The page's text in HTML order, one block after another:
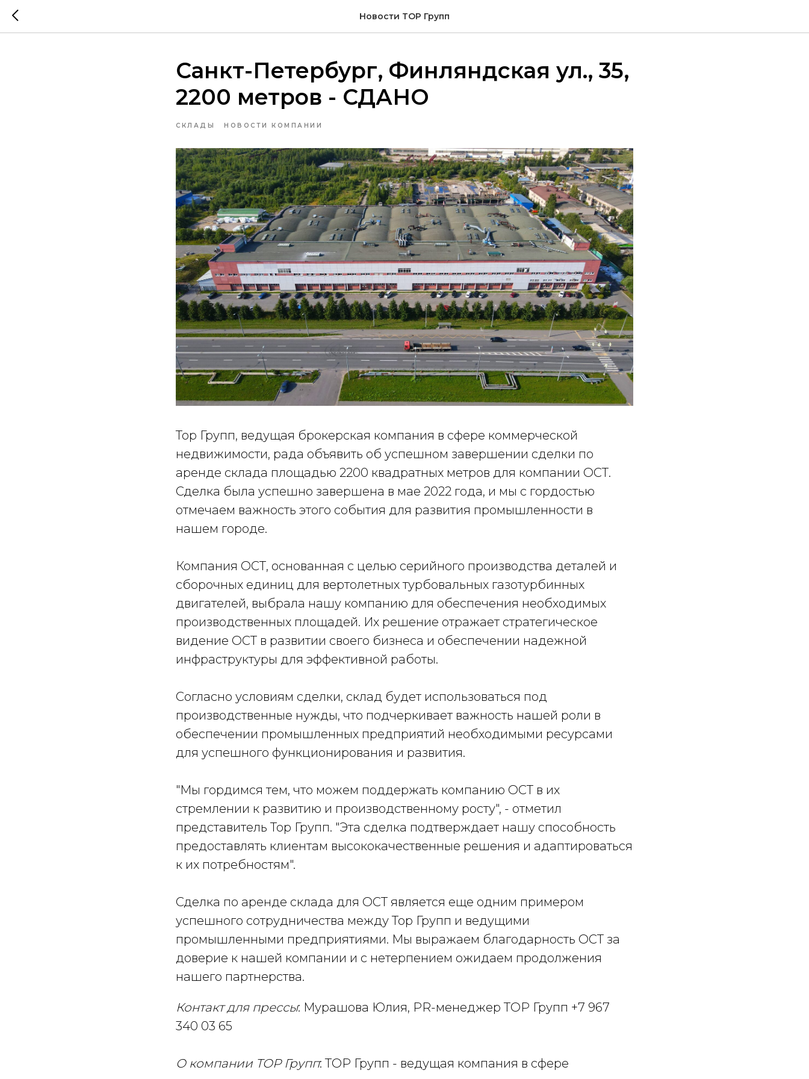
Новости ТОР Групп
Санкт-Петербург, Финляндская ул., 35,
2200 метров - СДАНО
СКЛАДЫ НОВОСТИ КОМПАНИИ
Тор Групп, ведущая брокерская компания в сфере коммерческой
недвижимости, рада объявить об успешном завершении сделки по
аренде склада площадью 2200 квадратных метров для компании ОСТ.
Сделка была успешно завершена в мае 2022 года, и мы с гордостью
отмечаем важность этого события для развития промышленности в
нашем городе.
Компания ОСТ, основанная с целью серийного производства деталей и
сборочных единиц для вертолетных турбовальных газотурбинных
двигателей, выбрала нашу компанию для обеспечения необходимых
производственных площадей. Их решение отражает стратегическое
видение ОСТ в развитии своего бизнеса и обеспечении надежной
инфраструктуры для эффективной работы.
Согласно условиям сделки, склад будет использоваться под
производственные нужды, что подчеркивает важность нашей роли в
обеспечении промышленных предприятий необходимыми ресурсами
для успешного функционирования и развития.
"Мы гордимся тем, что можем поддержать компанию ОСТ в их
стремлении к развитию и производственному росту", - отметил
представитель Тор Групп. "Эта сделка подтверждает нашу способность
предоставлять клиентам высококачественные решения и адаптироваться
к их потребностям".
Сделка по аренде склада для ОСТ является еще одним примером
успешного сотрудничества между Тор Групп и ведущими
промышленными предприятиями. Мы выражаем благодарность ОСТ за
доверие к нашей компании и с нетерпением ожидаем продолжения
нашего партнерства.
Контакт для прессы: Мурашова Юлия, PR-менеджер ТОР Групп +7 967
340 03 65
О компании ТОР Групп: ТОР Групп - ведущая компания в сфере